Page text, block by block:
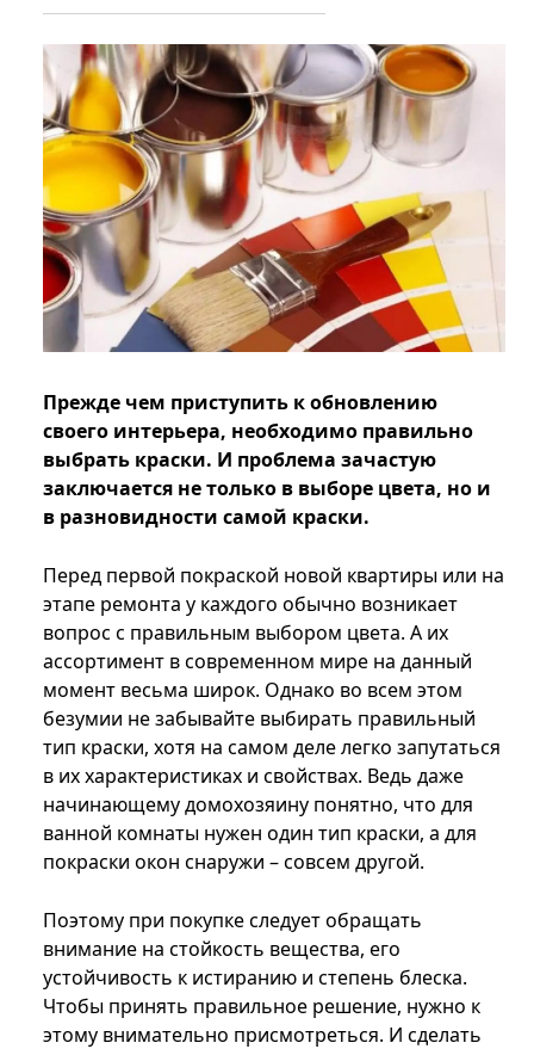
Прежде чем приступить к обновлению
своего интерьера, необходимо правильно
выбрать краски. И проблема зачастую
заключается не только в выборе цвета, но и
в разновидности самой краски.
Перед первой покраской новой квартиры или на
этапе ремонта у каждого обычно возникает
вопрос с правильным выбором цвета. А их
ассортимент в современном мире на данный
момент весьма широк. Однако во всем этом
безумии не забывайте выбирать правильный
тип краски, хотя на самом деле легко запутаться
в их характеристиках и свойствах. Ведь даже
начинающему домохозяину понятно, что для
ванной комнаты нужен один тип краски, а для
покраски окон снаружи – совсем другой.
Поэтому при покупке следует обращать
внимание на стойкость вещества, его
устойчивость к истиранию и степень блеска.
Чтобы принять правильное решение, нужно к
этому внимательно присмотреться. И сделать